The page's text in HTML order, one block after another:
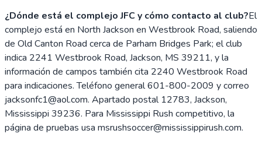
¿Dónde está el complejo JFC y cómo contacto al club?El
complejo está en North Jackson en Westbrook Road, saliendo
de Old Canton Road cerca de Parham Bridges Park; el club
indica 2241 Westbrook Road, Jackson, MS 39211, y la
información de campos también cita 2240 Westbrook Road
para indicaciones. Teléfono general 601-800-2009 y correo
jacksonfc1@aol.com. Apartado postal 12783, Jackson,
Mississippi 39236. Para Mississippi Rush competitivo, la
página de pruebas usa msrushsoccer@mississippirush.com.